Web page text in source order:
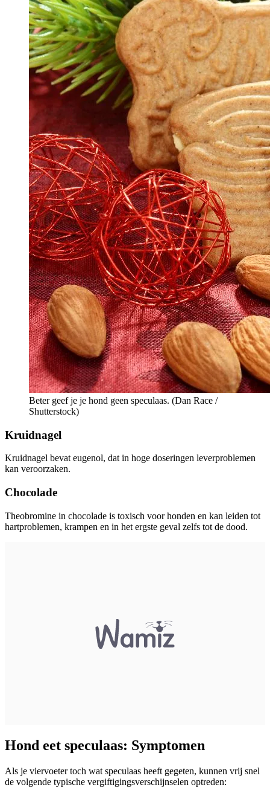
Beter geef je je hond geen speculaas. (Dan Race /
Shutterstock)
Kruidnagel
Kruidnagel bevat eugenol, dat in hoge doseringen leverproblemen
kan veroorzaken.
Chocolade
Theobromine in chocolade is toxisch voor honden en kan leiden tot
hartproblemen, krampen en in het ergste geval zelfs tot de dood.
Hond eet speculaas: Symptomen
Als je viervoeter toch wat speculaas heeft gegeten, kunnen vrij snel
de volgende typische vergiftigingsverschijnselen optreden: